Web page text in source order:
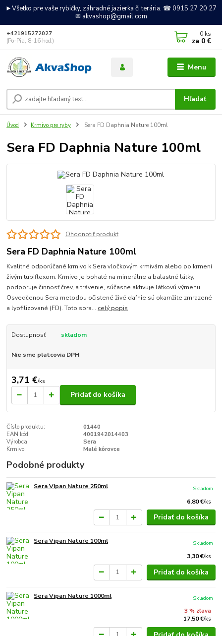
►Všetko pre vaše rybičky, záhradné jazierka či terária. ☎ 0915 27 20 27
✉ akvashop@gmail.com
Menu
Hľadať
+421915272027
(Po-Pia, 8-16 hod.)
0 ks
za 0 €
Úvod Krmivo pre ryby Sera FD Daphnia Nature 100ml
Sera FD Daphnia Nature 100ml
Ohodnotiť produkt
Sera FD Daphnia Nature 100ml
Kvalitné odporúčané krmivo k Sera vločkovým krmivám alebo po krmení
živým tubiflexom. Krmivo je bohaté na minerálne a balastné látky,
podporuje činnosť črev, a trávenie, súčasne aktivuje látkovú výmenu.
Osvedčenou Sera metodou očistené živé dafnie sú okamžite zmrazené
a lyofilizované (FD). Toto spra... celý popis
Dostupnosť skladom
Nie sme platcovia DPH
3,71 €/ks
Pridať do košíka
Číslo produktu:
01440
EAN kód:
4001942014403
Výrobca:
Sera
Krmivo:
Malé kôrovce
Podobné produkty
Sera Vipan Nature 250ml
6,80 €/ks
Skladom
Pridať do košíka
Sera Vipan Nature 100ml
3,30 €/ks
Skladom
Pridať do košíka
Sera Vipan Nature 1000ml
3 % zľava
17,50 €/ks
Skladom